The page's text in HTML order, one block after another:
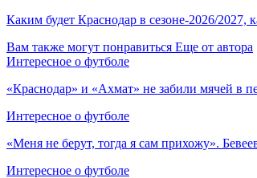
Каким будет Краснодар в сезоне-2026/
Вам также могут понравиться Еще от автора
Интересное о футболе
«Краснодар» и «Ахмат» не забили мячей в
Интересное о футболе
«Меня не берут, тогда я сам прихожу».
Интересное о футболе